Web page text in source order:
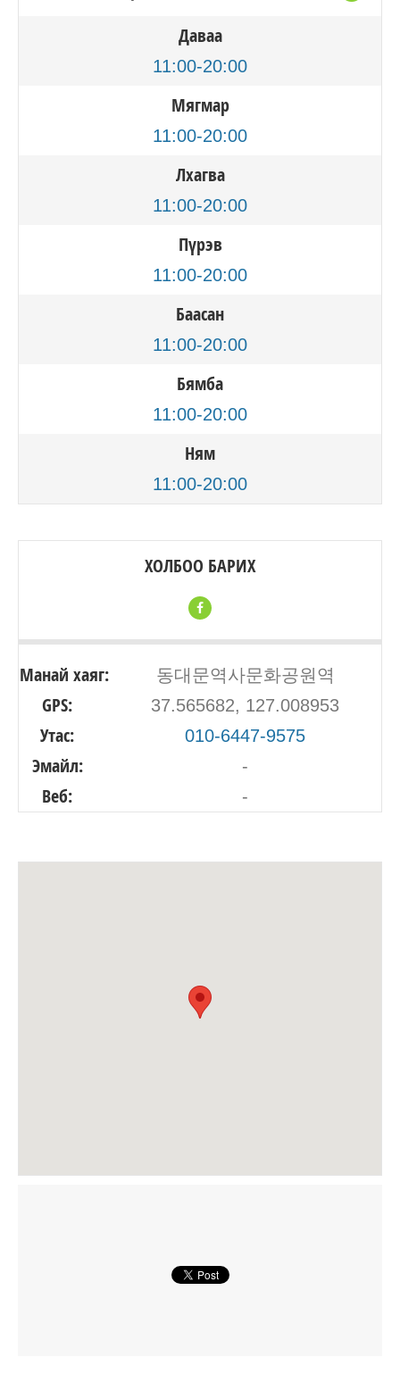
Даваа
11:00-20:00
Мягмар
11:00-20:00
Лхагва
11:00-20:00
Пүрэв
11:00-20:00
Баасан
11:00-20:00
Бямба
11:00-20:00
Ням
11:00-20:00
ХОЛБОО БАРИХ
Манай хаяг: 동대문역사문화공원역
GPS: 37.565682, 127.008953
Утас: 010-6447-9575
Эмайл: -
Веб: -